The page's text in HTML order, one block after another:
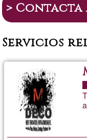
>
Servicios